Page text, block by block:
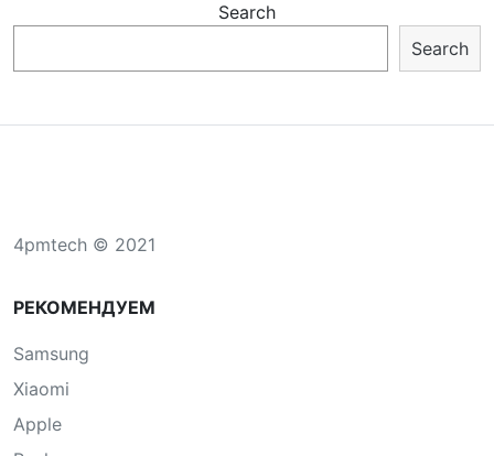
Search
Search
4pmtech © 2021
РЕКОМЕНДУЕМ
Samsung
Xiaomi
Apple